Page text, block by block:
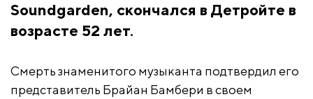
Soundgarden, скончался в Детройте в
возрасте 52 лет.
Смерть знаменитого музыканта подтвердил его
представитель Брайан Бамбери в своем